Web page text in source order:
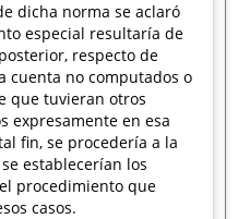
dicha norma se aclaró
especial resultaría de
respecto de
cuenta no computados o
que tuvieran otros
expresamente en esa
fin, se procedería a la
establecerían los
procedimiento que
casos.